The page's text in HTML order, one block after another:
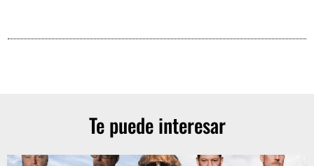
Te puede interesar